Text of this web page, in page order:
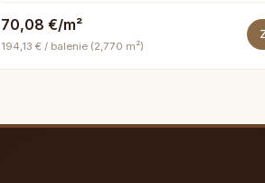
70,08 €/m²
194,13 € / balenie (2,770 m²)